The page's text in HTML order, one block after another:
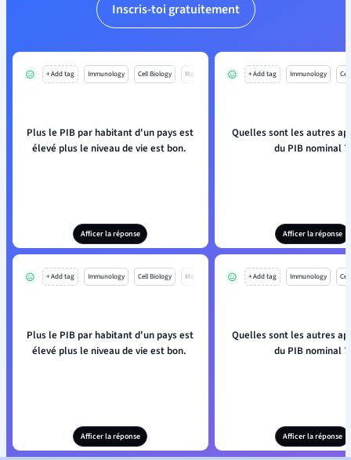
Inscris-toi gratuitement
+ Add tag Immunology Cell Biology Mo
Plus le PIB par habitant d'un pays est
élevé plus le niveau de vie est bon.
Afficer la réponse
+ Add tag Immunology
Quelles sont les autres
du PIB nominal ?
Afficer la réponse
+ Add tag Immunology Cell Biology Mo
Plus le PIB par habitant d'un pays est
élevé plus le niveau de vie est bon.
Afficer la réponse
+ Add tag Immunology
Quelles sont les autres
du PIB nominal ?
Afficer la réponse